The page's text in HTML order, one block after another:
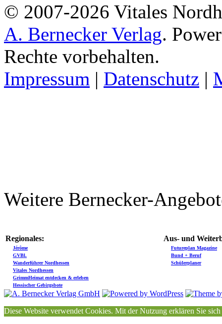
© 2007-2026 Vitales
A. Bernecker Verlag.
Rechte vorbehalten.
Impressum | Datenschutz |
Weitere Bernecker-
Regionales: Aus- und
Jérôme
Futureplan Magazine
GVBl.
Bund + Beruf
Wanderführer Nordhessen
Schülerplaner
Vitales Nordhessen
GrimmHeimat entdecken & erleben
Hessischer Gebirgsbote
Diese Website verwendet Cookies. Mit der Nutzung erklären Sie